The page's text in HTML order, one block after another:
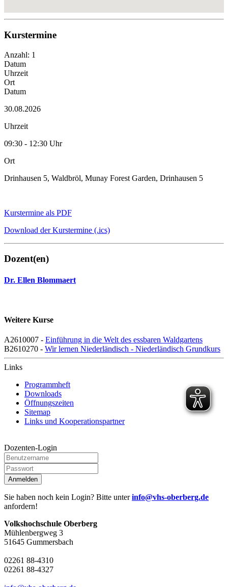
Kurstermine
Anzahl: 1
Datum
Uhrzeit
Ort
Datum
30.08.2026
Uhrzeit
09:30 - 12:30 Uhr
Ort
Drinhausen 5, Waldbröl, Munay Forest Garden, Drinhausen 5
Kurstermine als PDF
Download der Kurstermine (.ics)
Dozent(en)
Dr. Ellen Blommaert
Weitere Kurse
A2610007 - Einführung in die Welt des essbaren Waldgartens
B2610270 - Wir lernen Niederländisch - Niederländisch Grundkurs
Links
Programmheft
Downloads
Öffnungszeiten
Sitemap
Links und Kooperationspartner
Dozenten-Login
Anmelden
Sie haben noch kein Login? Bitte unterinfo@vhs-oberberg.de
anfordern!
Volkshochschule Oberberg
Mühlenbergweg 3
51645 Gummersbach
02261 88-4310
02261 88-4327